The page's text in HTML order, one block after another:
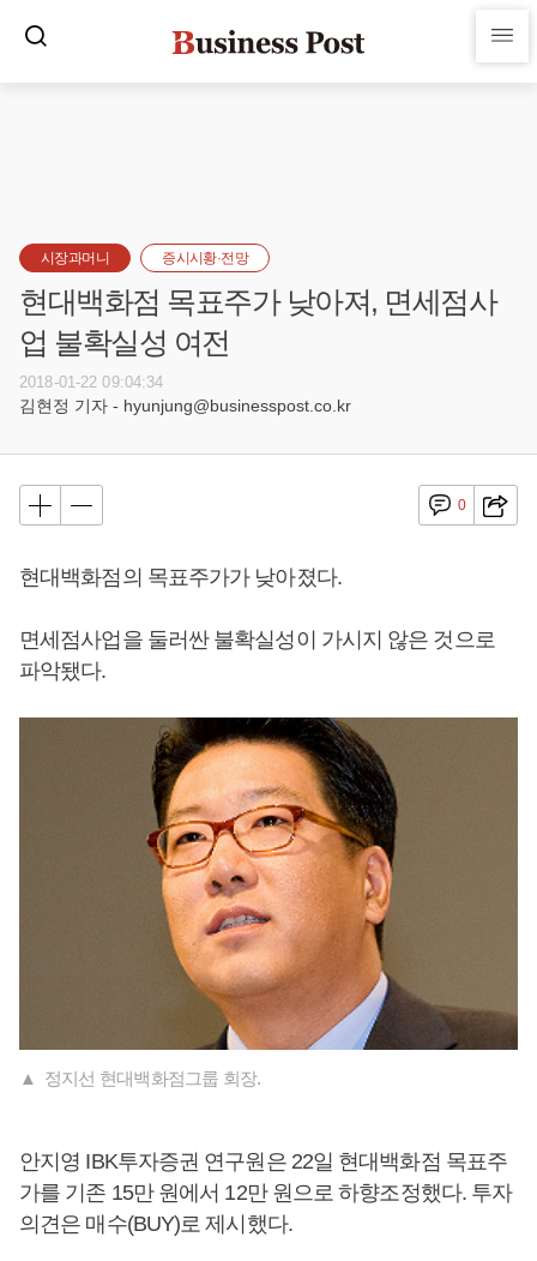
시장과머니 증시시황·전망
현대백화점 목표주가 낮아져, 면세점사
업 불확실성 여전
2018-01-22 09:04:34
김현정 기자 - hyunjung@businesspost.co.kr
0
현대백화점의 목표주가가 낮아졌다.
면세점사업을 둘러싼 불확실성이 가시지 않은 것으로
파악됐다.
▲ 정지선 현대백화점그룹 회장.
안지영 IBK투자증권 연구원은 22일 현대백화점 목표주
가를 기존 15만 원에서 12만 원으로 하향조정했다. 투자
의견은 매수(BUY)로 제시했다.